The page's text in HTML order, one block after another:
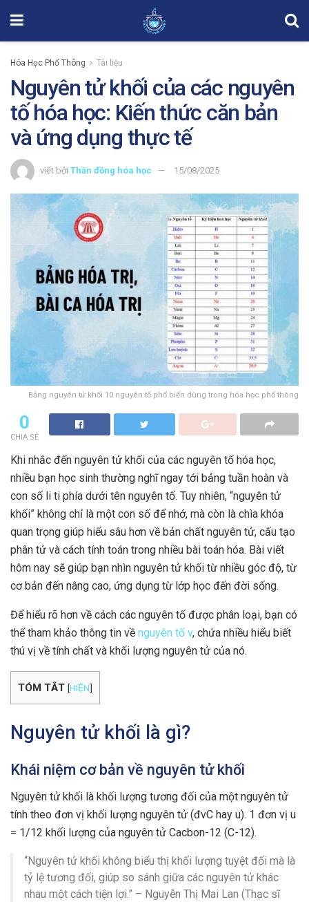
Hóa Học Phổ Thông Tài liệu
Nguyên tử khối của các nguyên
tố hóa học: Kiến thức căn bản
và ứng dụng thực tế
viết bởi Thần đồng hóa học 15/08/2025
Bảng nguyên tử khối 10 nguyên tố phổ biến dùng trong hóa học phổ thông
0
CHIA SẺ
Khi nhắc đến nguyên tử khối của các nguyên tố hóa học,
nhiều bạn học sinh thường nghĩ ngay tới bảng tuần hoàn và
con số li ti phía dưới tên nguyên tố. Tuy nhiên, “nguyên tử
khối” không chỉ là một con số để nhớ, mà còn là chìa khóa
quan trọng giúp hiểu sâu hơn về bản chất nguyên tử, cấu tạo
phân tử và cách tính toán trong nhiều bài toán hóa. Bài viết
hôm nay sẽ giúp bạn nhìn nguyên tử khối từ nhiều góc độ, từ
cơ bản đến nâng cao, ứng dụng từ lớp học đến đời sống.
Để hiểu rõ hơn về cách các nguyên tố được phân loại, bạn có
thể tham khảo thông tin về nguyên tố v, chứa nhiều hiểu biết
thú vị về tính chất và khối lượng nguyên tử của nó.
TÓM TẮT [HIỆN]
Nguyên tử khối là gì?
Khái niệm cơ bản về nguyên tử khối
Nguyên tử khối là khối lượng tương đối của một nguyên tử
tính theo đơn vị khối lượng nguyên tử (đvC hay u). 1 đơn vị u
= 1/12 khối lượng của nguyên tử Cacbon-12 (C-12).
“Nguyên tử khối không biểu thị khối lượng tuyệt đối mà là
tỷ lệ tương đối, giúp so sánh giữa các nguyên tử khác
nhau một cách tiện lợi.” – Nguyễn Thị Mai Lan (Thạc sĩ